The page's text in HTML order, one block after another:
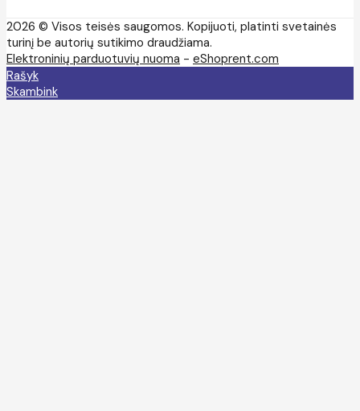
2026 © Visos teisės saugomos. Kopijuoti, platinti svetainės
turinį be autorių sutikimo draudžiama.
Elektroninių parduotuvių nuoma - eShoprent.com
Rašyk
Skambink